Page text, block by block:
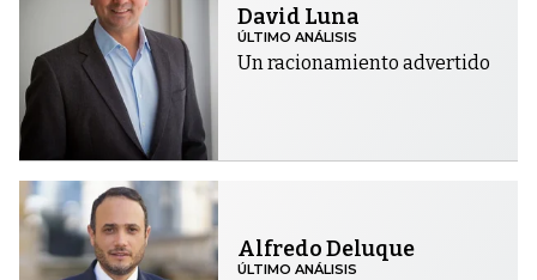
David Luna
ÚLTIMO ANÁLISIS
Un racionamiento advertido
Alfredo Deluque
ÚLTIMO ANÁLISIS